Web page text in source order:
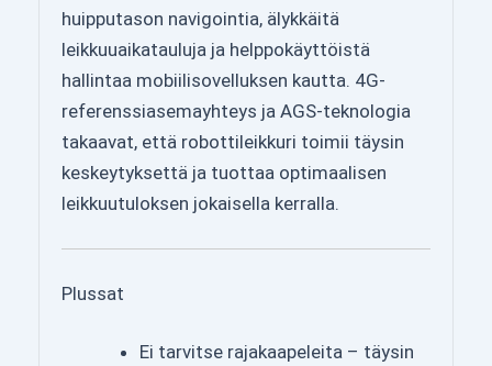
huipputason navigointia, älykkäitä
leikkuuaikatauluja ja helppokäyttöistä
hallintaa mobiilisovelluksen kautta. 4G-
referenssiasemayhteys ja AGS-teknologia
takaavat, että robottileikkuri toimii täysin
keskeytyksettä ja tuottaa optimaalisen
leikkuutuloksen jokaisella kerralla.
Plussat
Ei tarvitse rajakaapeleita – täysin